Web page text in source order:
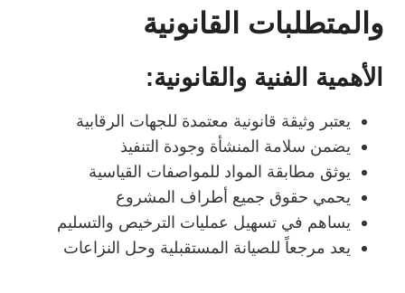
والمتطلبات القانونية
الأهمية الفنية والقانونية:
يعتبر وثيقة قانونية معتمدة للجهات الرقابية
يضمن سلامة المنشأة وجودة التنفيذ
يوثق مطابقة المواد للمواصفات القياسية
يحمي حقوق جميع أطراف المشروع
يساهم في تسهيل عمليات الترخيص والتسليم
يعد مرجعاً للصيانة المستقبلية وحل النزاعات